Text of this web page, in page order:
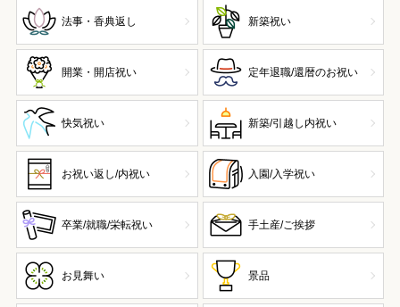
法事・香典返し 新築祝い
開業・開店祝い 定年退職/還暦のお祝い
快気祝い 新築/引越し内祝い
お祝い返し/内祝い 入園/入学祝い
卒業/就職/栄転祝い 手土産/ご挨拶
お見舞い 景品